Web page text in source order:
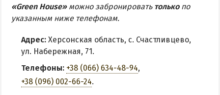
«Green House»можно забронировать толькопо
указанным ниже телефонам.
Адрес: Херсонская область, с. Счастливцево,
ул. Набережная, 71.
Телефоны: +38 (066) 634-48-94,
+38 (096) 002-66-24.